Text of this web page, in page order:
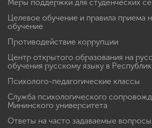
Меры поддержки для студенческих
Целевое обучение и правила приема
обучение
Противодействие коррупции
Центр открытого образования на
обучения русскому языку в
Психолого-педагогические классы
Служба психологического
Мининского университета
Ответы на часто задаваемые вопросы